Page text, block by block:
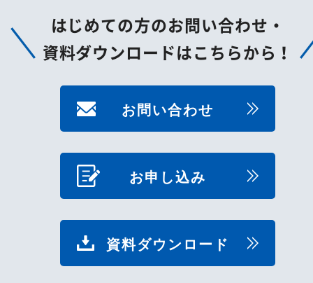
はじめての方のお問い合わせ・
資料ダウンロードはこちらから！
お問い合わせ
お申し込み
資料ダウンロード